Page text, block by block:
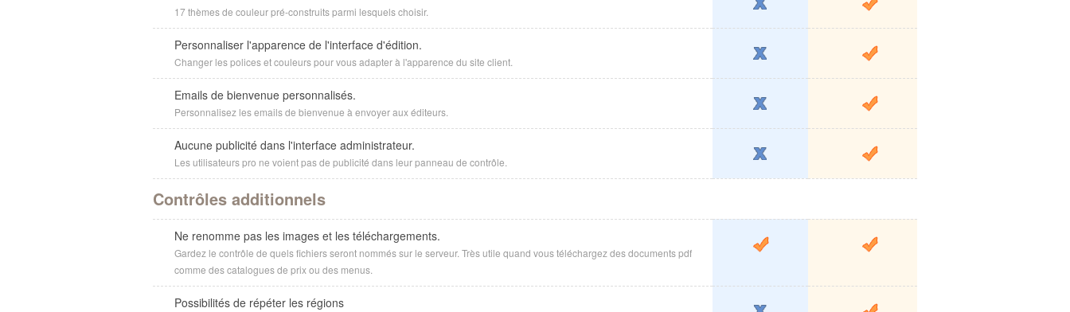
17 thèmes de couleur pré-construits parmi lesquels choisir.
Personnaliser l'apparence de l'interface d'édition.
Changer les polices et couleurs pour vous adapter à l'apparence du site client.
Emails de bienvenue personnalisés.
Personnalisez les emails de bienvenue à envoyer aux éditeurs.
Aucune publicité dans l'interface administrateur.
Les utilisateurs pro ne voient pas de publicité dans leur panneau de contrôle.
Contrôles additionnels
Ne renomme pas les images et les téléchargements.
Gardez le contrôle de quels fichiers seront nommés sur le serveur. Très utile quand vous téléchargez des documents pdf
comme des catalogues de prix ou des menus.
Possibilités de répéter les régions